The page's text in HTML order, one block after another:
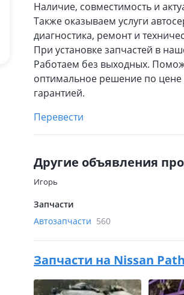
Наличие, совместимость и
Также оказываем услуги
диагностика, ремонт и
При установке запчастей в
Работаем без выходных.
оптимальное решение по цене
гарантией.
Перевести
Другие объявления
Игорь
Запчасти
Автозапчасти 560
Запчасти на Nissan